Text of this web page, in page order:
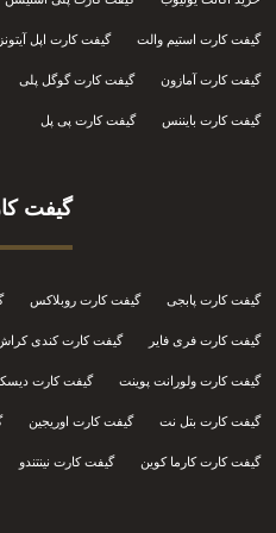
گیفت کارت استیم والت گیفت کارت اپل آیتونز
گیفت کارت آمازون گیفت کارت گوگل پلی
گیفت کارت بایننس گیفت کارت پی پل
گیفت
گیفت کارت پابجی گیفت کارت روبلاکس
گیفت کارت فری فایر گیفت کارت کندی
گیفت کارت ولورانت پوینت گیفت کارت
گیفت کارت بتل نت گیفت کارت اوریجین
گیفت کارت کارما کوین گیفت کارت نینتندو